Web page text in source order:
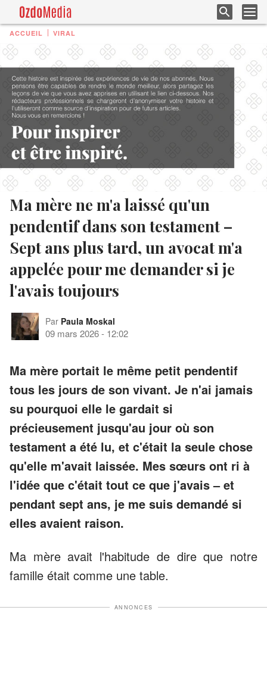
ACCUEIL VIRAL
Ma mère ne m'a laissé qu'un
pendentif dans son testament –
Sept ans plus tard, un avocat m'a
appelée pour me demander si je
l'avais toujours
Par Paula Moskal
09 mars 2026- 12:02
Ma mère portait le même petit pendentif
tous les jours de son vivant. Je n'ai jamais
su pourquoi elle le gardait si
précieusement jusqu'au jour où son
testament a été lu, et c'était la seule chose
qu'elle m'avait laissée. Mes sœurs ont ri à
l'idée que c'était tout ce que j'avais – et
pendant sept ans, je me suis demandé si
elles avaient raison.
Ma mère avait l'habitude de dire que notre
famille était comme une table.
ANNONCES